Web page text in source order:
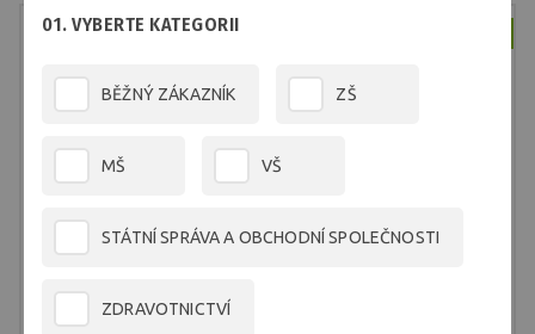
01. VYBERTE KATEGORII
BĚŽNÝ ZÁKAZNÍK ZŠ
MŠ VŠ
STÁTNÍ SPRÁVA A OBCHODNÍ SPOLEČNOSTI
ZDRAVOTNICTVÍ